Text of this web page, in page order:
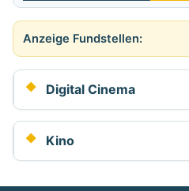
Anzeige #
Digital Cinema
Kino